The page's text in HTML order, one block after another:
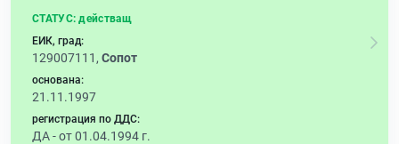
СТАТУС: действащ
ЕИК, град:
129007111, Сопот
основана:
21.11.1997
регистрация по ДДС:
ДА - от 01.04.1994 г.